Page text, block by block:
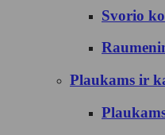
Svorio
Plaukams ir